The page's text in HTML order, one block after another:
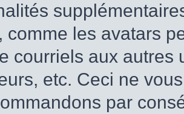
comme les avatars
courriels aux
etc. Ceci ne
par